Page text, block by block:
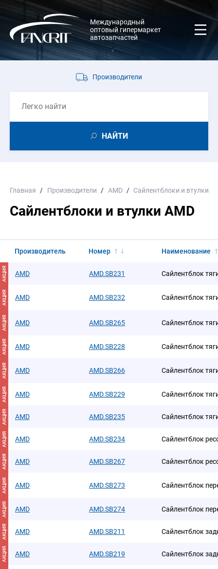
Международный
оптовый гипермаркет
автозапчастей
Производители
НАЙТИ
Главная Производители AMD Сайлентблоки и втулки
Сайлентблоки и втулки AMD
Производитель Номер Наименование
АКЦИЯ AMD AMD.SB231 Сайлентблок
АКЦИЯ AMD AMD.SB232 Сайлентблок
АКЦИЯ AMD AMD.SB265 Сайлентблок
АКЦИЯ AMD AMD.SB228 Сайлентблок
АКЦИЯ AMD AMD.SB266 Сайлентблок
АКЦИЯ AMD AMD.SB229 Сайлентблок
АКЦИЯ AMD AMD.SB235 Сайлентблок
АКЦИЯ AMD AMD.SB234 Сайлентблок
АКЦИЯ AMD AMD.SB267 Сайлентблок
АКЦИЯ AMD AMD.SB273 Сайлентблок
АКЦИЯ AMD AMD.SB274 Сайлентблок
АКЦИЯ AMD AMD.SB211 Сайлентблок
АКЦИЯ AMD AMD.SB219 Сайлентблок